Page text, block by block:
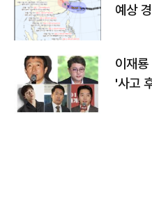
예상
이재
'사고